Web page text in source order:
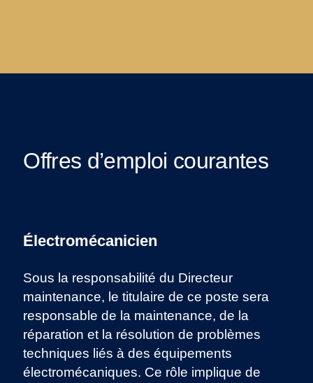
Offres d’emploi courantes
Électromécanicien
Sous la responsabilité du Directeur
maintenance, le titulaire de ce poste sera
responsable de la maintenance, de la
réparation et la résolution de problèmes
techniques liés à des équipements
électromécaniques. Ce rôle implique de